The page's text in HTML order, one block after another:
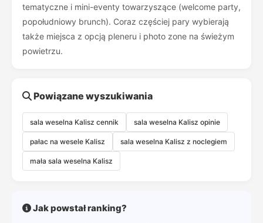
tematyczne i mini-eventy towarzyszące (welcome party,
popołudniowy brunch). Coraz częściej pary wybierają
także miejsca z opcją pleneru i photo zone na świeżym
powietrzu.
Powiązane wyszukiwania
sala weselna Kalisz cennik sala weselna Kalisz opinie
pałac na wesele Kalisz sala weselna Kalisz z noclegiem
mała sala weselna Kalisz
Jak powstał ranking?